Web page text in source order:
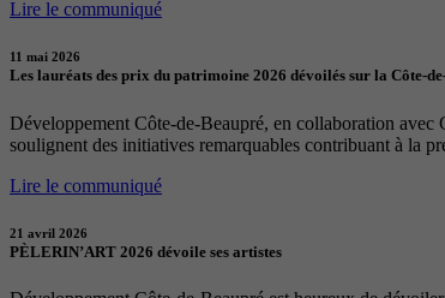
Lire le communiqué
11 mai 2026
Les lauréats des prix du patrimoine 2026 dévoilés sur la Côte-
Développement Côte-de-Beaupré, en collaboration
soulignent des initiatives remarquables contribuant à la
Lire le communiqué
21 avril 2026
PÈLERIN’ART 2026 dévoile ses artistes